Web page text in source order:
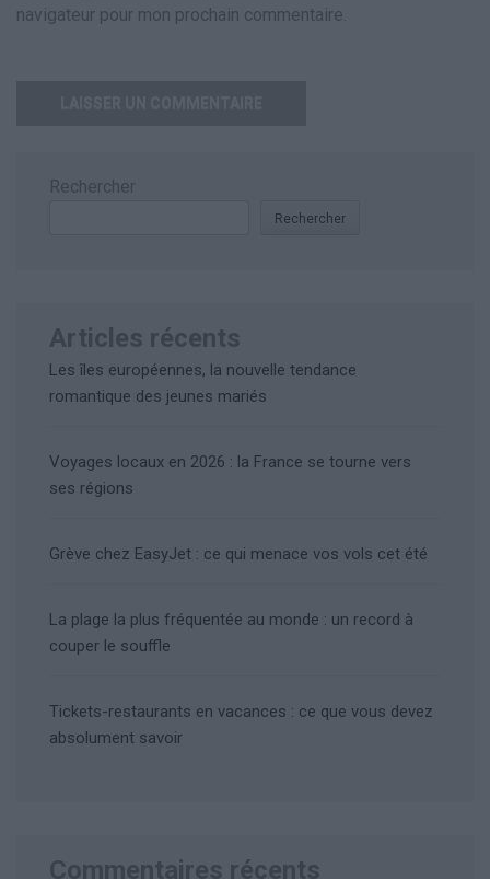
navigateur pour mon prochain commentaire.
Rechercher
Rechercher
Articles récents
Les îles européennes, la nouvelle tendance
romantique des jeunes mariés
Voyages locaux en 2026 : la France se tourne vers
ses régions
Grève chez EasyJet : ce qui menace vos vols cet été
La plage la plus fréquentée au monde : un record à
couper le souffle
Tickets-restaurants en vacances : ce que vous devez
absolument savoir
Commentaires récents